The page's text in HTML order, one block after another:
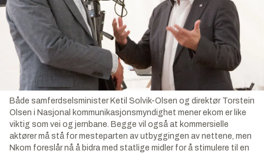
Både samferdselsminister Ketil Solvik-Olsen og direktør Torstein
Olsen i Nasjonal kommunikasjonsmyndighet mener ekom er like
viktig som vei og jernbane. Begge vil også at kommersielle
aktører må stå for mesteparten av utbyggingen av nettene, men
Nkom foreslår nå å bidra med statlige midler for å stimulere til en